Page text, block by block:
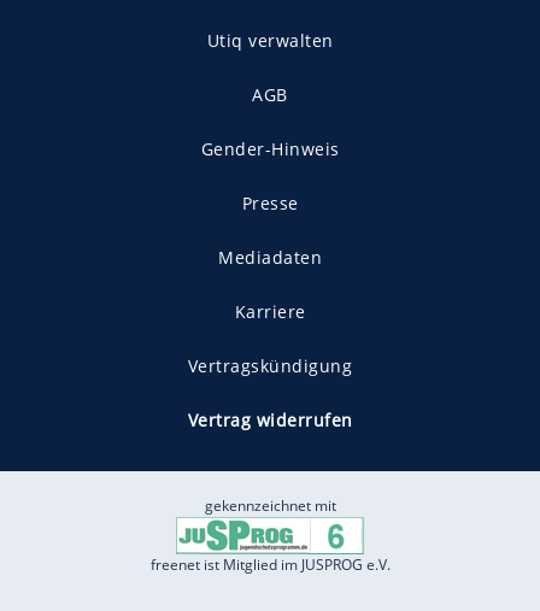
Utiq verwalten
AGB
Gender-Hinweis
Presse
Mediadaten
Karriere
Vertragskündigung
Vertrag widerrufen
gekennzeichnet mit
freenet ist Mitglied im JUSPROG e.V.